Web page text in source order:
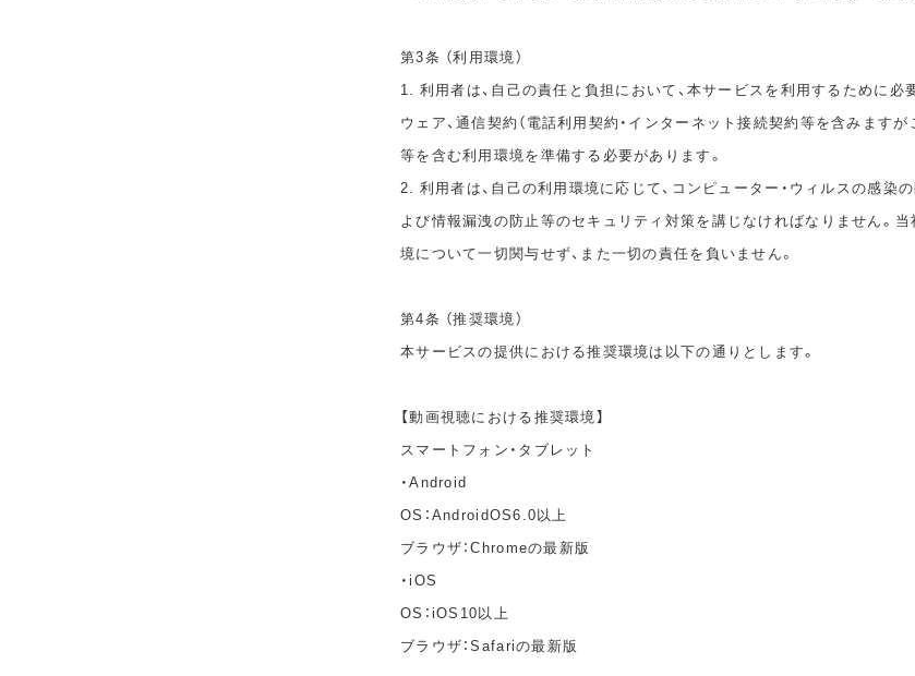
第3条 （利用環境）
1. 利用者は、自己の責任と負担において、本サービスを利用するために必
ウェア、通信契約（電話利用契約・インターネット接続契約等を含みますが
等を含む利用環境を準備する必要があります。
2. 利用者は、自己の利用環境に応じて、コンピューター・ウィルスの感染
よび情報漏洩の防止等のセキュリティ対策を講じなければなりません。当
境について一切関与せず、また一切の責任を負いません。
第4条 （推奨環境）
本サービスの提供における推奨環境は以下の通りとします。
【動画視聴における推奨環境】
スマートフォン・タブレット
・Android
OS：AndroidOS6.0以上
ブラウザ：Chromeの最新版
・iOS
OS：iOS10以上
ブラウザ：Safariの最新版